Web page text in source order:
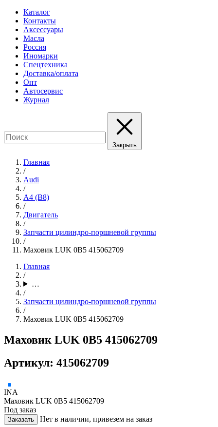
Каталог
Контакты
Аксессуары
Масла
Россия
Иномарки
Спецтехника
Доставка/оплата
Опт
Автосервис
Журнал
Закрыть
Главная
/
Audi
/
A4 (B8)
/
Двигатель
/
Запчасти цилиндро-поршневой группы
/
Маховик LUK 0B5 415062709
Главная
/
…
/
Запчасти цилиндро-поршневой группы
/
Маховик LUK 0B5 415062709
Маховик LUK 0B5 415062709
Артикул: 415062709
INA
Маховик LUK 0B5 415062709
Под заказ
Заказать Нет в наличии, привезем на заказ